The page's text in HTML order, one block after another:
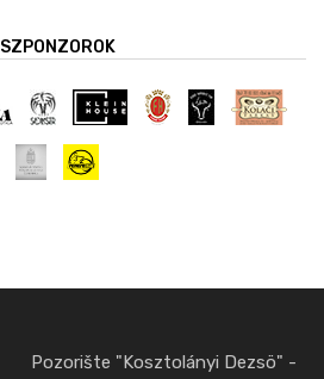
SZPONZOROK
Pozorište "Kosztolányi Dezsö" -